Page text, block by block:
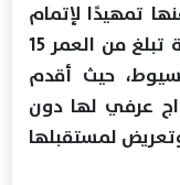
تمهيدًا لإتمام
الزواج. أما الحالة الثانية فتخص طفلة تبلغ من العمر 15
حيث أقدم
عرفي لها دون
لمستقبلها